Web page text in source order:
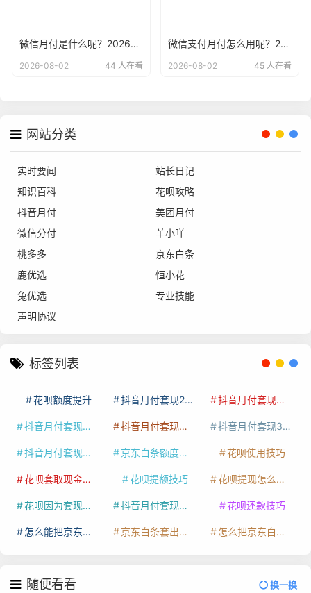
微信月付是什么呢？2026年最新微信月付申请入口
2026-08-02 44 人在看
微信支付月付怎么用呢？2026年最新抖音月付微信支付教程
2026-08-02 45 人在看
网站分类
实时要闻
站长日记
知识百科
花呗攻略
抖音月付
美团月付
微信分付
羊小咩
桃多多
京东白条
鹿优选
恒小花
兔优选
专业技能
声明协议
标签列表
花呗额度提升 抖音月付套现24小时接单 抖音月付套现怎么套
抖音月付套现多少手续费 抖音月付套现商家有哪些 抖音月付套现30秒技巧
抖音月付套现最新方法 京东白条额度提升 花呗使用技巧
花呗套取现金最佳方法 花呗提额技巧 花呗提现怎么操作
花呗因为套现被限额了这种情况要多久才会好 抖音月付套现秒回100起 花呗还款技巧
怎么能把京东白条额度钱套出来 京东白条套出来手续费多少 怎么把京东白条的钱取出来
随便看看 换一换